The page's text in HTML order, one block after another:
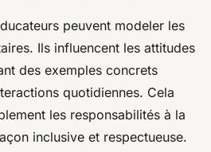
peuvent modeler les
Ils influencent les attitudes
des exemples concrets
quotidiennes. Cela
les responsabilités à la
inclusive et respectueuse.